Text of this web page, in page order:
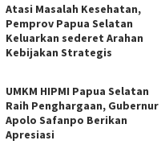
Atasi Masalah Kesehatan,
Pemprov Papua Selatan
Keluarkan sederet Arahan
Kebijakan Strategis
UMKM HIPMI Papua Selatan
Raih Penghargaan, Gubernur
Apolo Safanpo Berikan
Apresiasi